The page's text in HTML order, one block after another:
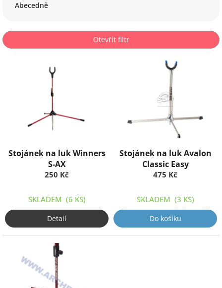
p
r
Abecedně
Otevřít filtr
Stojánek na luk Winners
S-AX
250 Kč
SKLADEM (6 KS)
Detail
Stojánek na luk Avalon
Classic Easy
475 Kč
SKLADEM (3 KS)
Do košíku